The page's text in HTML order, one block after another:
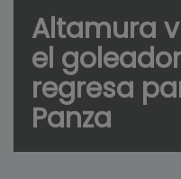
Altamura
el
regresa
Panza